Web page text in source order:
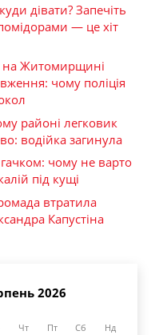
дівати? Запечіть
— це хіт
на Житомирщині
чому поліція
районі легковик
водійка загинула
гачком: чому не варто
під кущі
втратила
Капустіна
2026
Чт Пт Сб Нд